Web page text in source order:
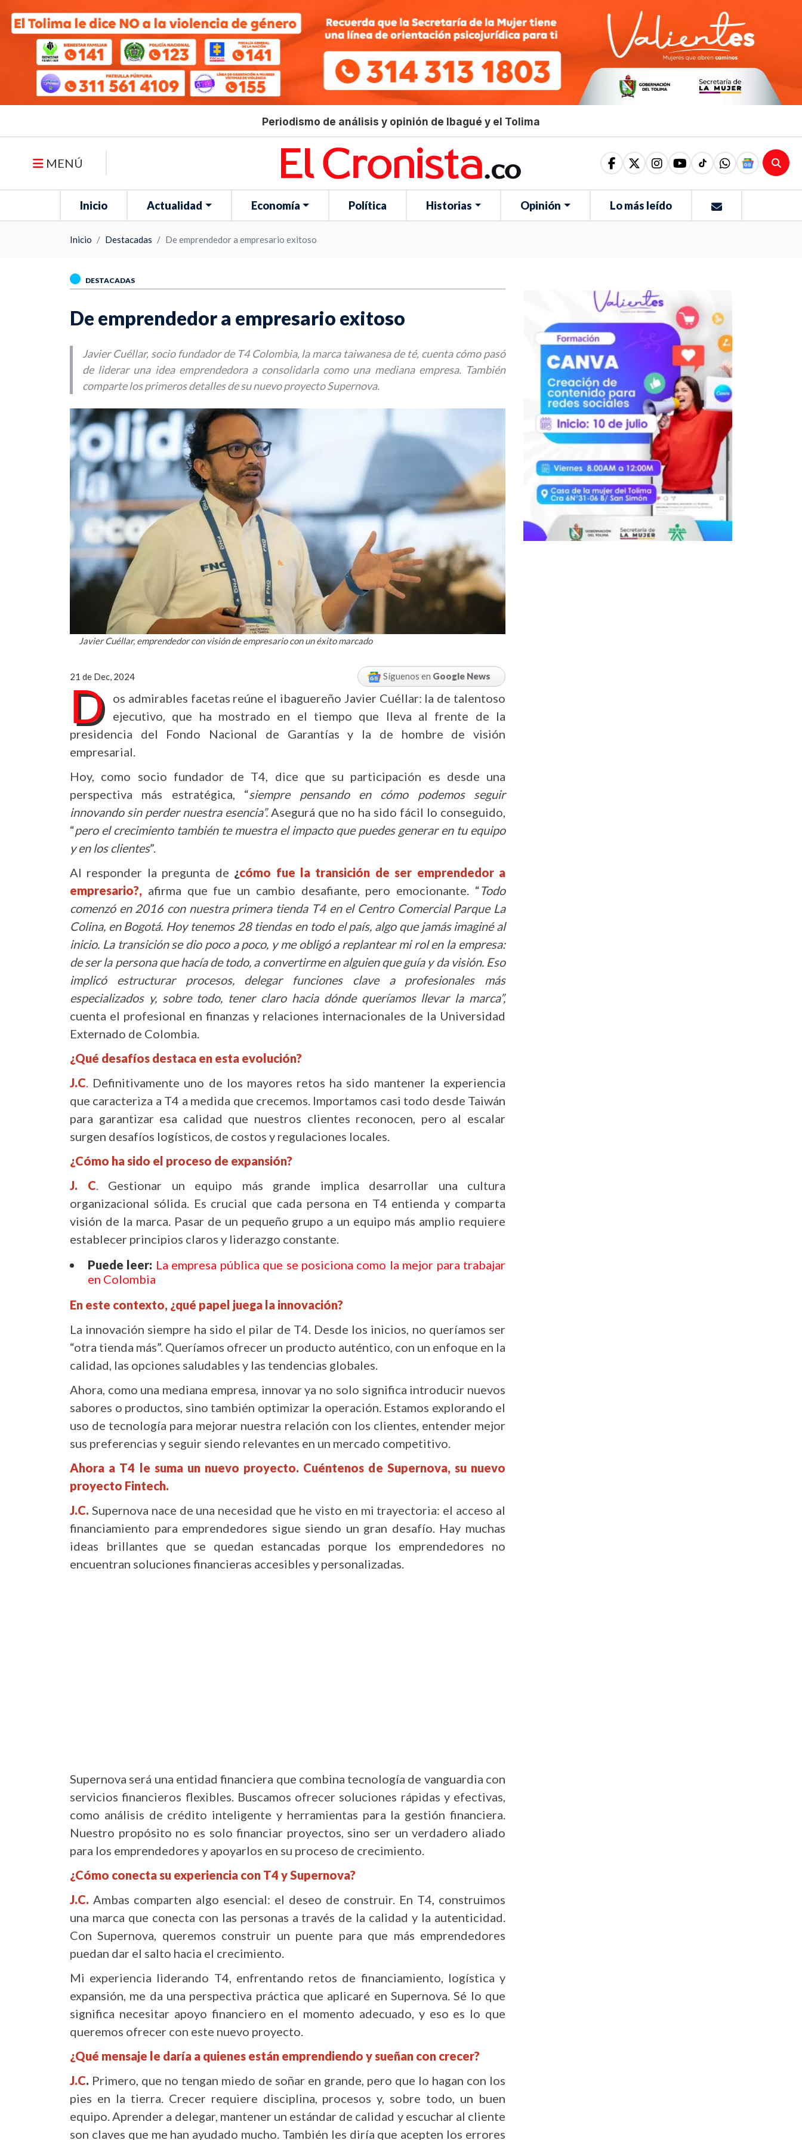
Periodismo de análisis y opinión de Ibagué y el Tolima
MENÚ
Inicio Actualidad Economía Política Historias Opinión Lo más leído
Inicio Destacadas De emprendedor a empresario exitoso
DESTACADAS
De emprendedor a empresario exitoso
Javier Cuéllar, socio fundador de T4 Colombia, la marca taiwanesa de té, cuenta cómo pasó
de liderar una idea emprendedora a consolidarla como una mediana empresa. También
comparte los primeros detalles de su nuevo proyecto Supernova.
Javier Cuéllar, emprendedor con visión de empresario con un éxito marcado
21 de Dec, 2024 Síguenos en Google News
D
os admirables facetas reúne el ibaguereño Javier Cuéllar: la de talentoso
ejecutivo, que ha mostrado en el tiempo que lleva al frente de la
presidencia del Fondo Nacional de Garantías y la de hombre de visión
empresarial.
Hoy, como socio fundador de T4, dice que su participación es desde una
perspectiva más estratégica, “siempre pensando en cómo podemos seguir
innovando sin perder nuestra esencia”.Asegurá que no ha sido fácil lo conseguido,
“pero el crecimiento también te muestra el impacto que puedes generar en tu equipo
y en los clientes”.
Al responder la pregunta de ¿cómo fue la transición de ser emprendedor a
empresario?, afirma que fue un cambio desafiante, pero emocionante. “Todo
comenzó en 2016 con nuestra primera tienda T4 en el Centro Comercial Parque La
Colina, en Bogotá. Hoy tenemos 28 tiendas en todo el país, algo que jamás imaginé al
inicio. La transición se dio poco a poco, y me obligó a replantear mi rol en la empresa:
de ser la persona que hacía de todo, a convertirme en alguien que guía y da visión. Eso
implicó estructurar procesos, delegar funciones clave a profesionales más
especializados y, sobre todo, tener claro hacia dónde queríamos llevar la marca”,
cuenta el profesional en finanzas y relaciones internacionales de la Universidad
Externado de Colombia.
¿Qué desafíos destaca en esta evolución?
J.C. Definitivamente uno de los mayores retos ha sido mantener la experiencia
que caracteriza a T4 a medida que crecemos. Importamos casi todo desde Taiwán
para garantizar esa calidad que nuestros clientes reconocen, pero al escalar
surgen desafíos logísticos, de costos y regulaciones locales.
¿Cómo ha sido el proceso de expansión?
J. C.Gestionar un equipo más grande implica desarrollar una cultura
organizacional sólida. Es crucial que cada persona en T4 entienda y comparta
visión de la marca. Pasar de un pequeño grupo a un equipo más amplio requiere
establecer principios claros y liderazgo constante.
Puede leer: La empresa pública que se posiciona como la mejor para trabajar
en Colombia
En este contexto, ¿qué papel juega la innovación?
La innovación siempre ha sido el pilar de T4. Desde los inicios, no queríamos ser
“otra tienda más”. Queríamos ofrecer un producto auténtico, con un enfoque en la
calidad, las opciones saludables y las tendencias globales.
Ahora, como una mediana empresa, innovar ya no solo significa introducir nuevos
sabores o productos, sino también optimizar la operación. Estamos explorando el
uso de tecnología para mejorar nuestra relación con los clientes, entender mejor
sus preferencias y seguir siendo relevantes en un mercado competitivo.
Ahora a T4 le suma un nuevo proyecto. Cuéntenos de Supernova, su nuevo
proyecto Fintech.
J.C. Supernova nace de una necesidad que he visto en mi trayectoria: el acceso al
financiamiento para emprendedores sigue siendo un gran desafío. Hay muchas
ideas brillantes que se quedan estancadas porque los emprendedores no
encuentran soluciones financieras accesibles y personalizadas.
Supernova será una entidad financiera que combina tecnología de vanguardia con
servicios financieros flexibles. Buscamos ofrecer soluciones rápidas y efectivas,
como análisis de crédito inteligente y herramientas para la gestión financiera.
Nuestro propósito no es solo financiar proyectos, sino ser un verdadero aliado
para los emprendedores y apoyarlos en su proceso de crecimiento.
¿Cómo conecta su experiencia con T4 y Supernova?
J.C. Ambas comparten algo esencial: el deseo de construir. En T4, construimos
una marca que conecta con las personas a través de la calidad y la autenticidad.
Con Supernova, queremos construir un puente para que más emprendedores
puedan dar el salto hacia el crecimiento.
Mi experiencia liderando T4, enfrentando retos de financiamiento, logística y
expansión, me da una perspectiva práctica que aplicaré en Supernova. Sé lo que
significa necesitar apoyo financiero en el momento adecuado, y eso es lo que
queremos ofrecer con este nuevo proyecto.
¿Qué mensaje le daría a quienes están emprendiendo y sueñan con crecer?
J.C. Primero, que no tengan miedo de soñar en grande, pero que lo hagan con los
pies en la tierra. Crecer requiere disciplina, procesos y, sobre todo, un buen
equipo. Aprender a delegar, mantener un estándar de calidad y escuchar al cliente
son claves que me han ayudado mucho. También les diría que acepten los errores